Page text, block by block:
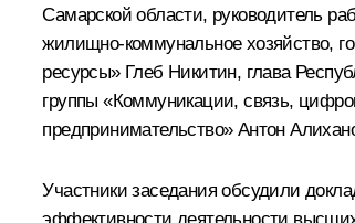
Самарской области, руководитель
жилищно-коммунальное хозяйство,
ресурсы» Глеб Никитин, глава
группы «Коммуникации, связь,
предпринимательство» Антон
Участники заседания обсудили